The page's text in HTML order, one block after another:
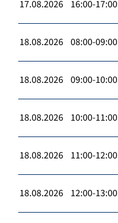
17.08.2026 16:00-17:00
18.08.2026 08:00-09:00
18.08.2026 09:00-10:00
18.08.2026 10:00-11:00
18.08.2026 11:00-12:00
18.08.2026 12:00-13:00